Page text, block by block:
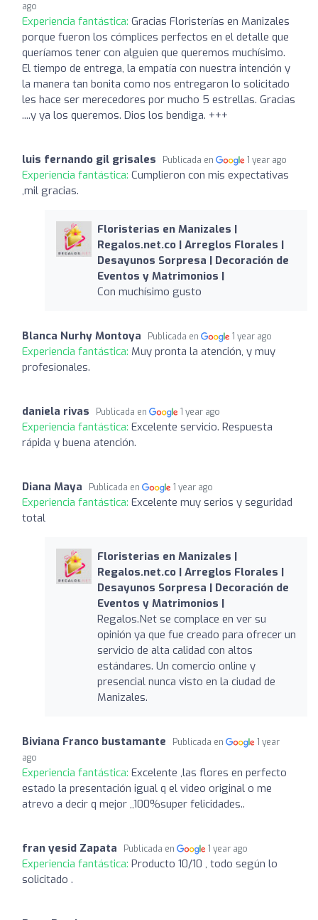
ago
Experiencia fantástica: Gracias Floristerías en Manizales
porque fueron los cómplices perfectos en el detalle que
queríamos tener con alguien que queremos muchísimo.
El tiempo de entrega, la empatía con nuestra intención y
la manera tan bonita como nos entregaron lo solicitado
les hace ser merecedores por mucho 5 estrellas. Gracias
....y ya los queremos. Dios los bendiga. +++
luis fernando gil grisales Publicada en 1 year ago
Experiencia fantástica: Cumplieron con mis expectativas
,mil gracias.
Floristerias en Manizales |
Regalos.net.co | Arreglos Florales |
Desayunos Sorpresa | Decoración de
Eventos y Matrimonios |
Con muchísimo gusto
Blanca Nurhy Montoya Publicada en 1 year ago
Experiencia fantástica: Muy pronta la atención, y muy
profesionales.
daniela rivas Publicada en 1 year ago
Experiencia fantástica: Excelente servicio. Respuesta
rápida y buena atención.
Diana Maya Publicada en 1 year ago
Experiencia fantástica: Excelente muy serios y seguridad
total
Floristerias en Manizales |
Regalos.net.co | Arreglos Florales |
Desayunos Sorpresa | Decoración de
Eventos y Matrimonios |
Regalos.Net se complace en ver su
opinión ya que fue creado para ofrecer un
servicio de alta calidad con altos
estándares. Un comercio online y
presencial nunca visto en la ciudad de
Manizales.
Biviana Franco bustamante Publicada en
1 year
ago
Experiencia fantástica: Excelente ,las flores en perfecto
estado la presentación igual q el video original o me
atrevo a decir q mejor ,,100%super felicidades..
fran yesid Zapata Publicada en 1 year ago
Experiencia fantástica: Producto 10/10 , todo según lo
solicitado .